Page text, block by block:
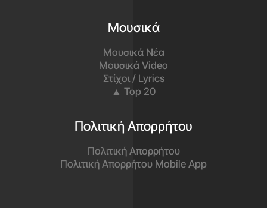
Μουσικά
Μουσικά Νέα
Μουσικά Video
Στίχοι / Lyrics
▲ Top 20
Πολιτική Απορρήτου
Πολιτική Απορρήτου
Πολιτική Απορρήτου Mobile App